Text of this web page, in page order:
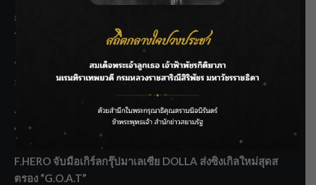
กรมชลฯ รับฟังประชาชน ติดตามแก้ปัญหาโครงการประตู
ระบายน้ำศรีสองรักฯ
‘แมน การิน’ แชร์ความเชื่อชวนคิด! “อยากกินอะไรหลังจาก
ลาโลกนี้ ให้ใส่บาตรสิ่งนั้นไว้ตอนยังมีชีวิต”
ราชเลขานุการในพระองค์ฯ ติดตามโครงการหุบกะพง–ห้วย
ทรายใต้ เสริมความมั่นคงน้ำเพชรบุรี
F.HERO จับมือเกิร์ลกรุ๊ปมาเลเซีย DOLLA ส่งซิงเกิลใหม่สุดส
ตรอง “G.O.A.T”